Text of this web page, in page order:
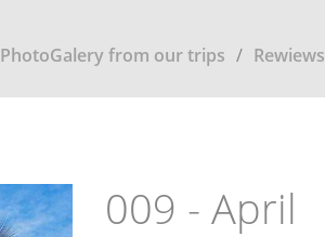
PhotoGalery from our trips Rewiews
009 - April